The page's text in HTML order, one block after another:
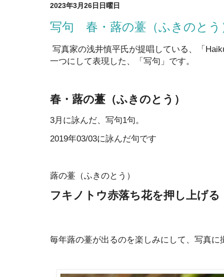
2023年3月26日日曜日
写句 春・蕗の薹（ふきのとう
写真家の浅井慎平氏が提唱している、「
一つにして表現した、「写句」です。
春・蕗の薹（ふきのとう）
3月に詠んだ、写句1句。
2019年03/03に詠んだ句です
蕗の薹（ふきのとう）
フキノトウ赤落ち花を押し上げる
毎年蕗の薹が出るのを楽しみにして、写真に